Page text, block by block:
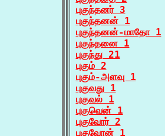
புகுந்தனர் 3
புகுந்தனன் 1
புகுந்தனன்-மாதோ 1
புகுந்தனை 1
புகுந்து 21
புகும் 2
புகும்-அளவு 1
புகுவது 1
புகுவல் 1
புகுவென் 1
புகுவோர் 2
புகுவோன் 1